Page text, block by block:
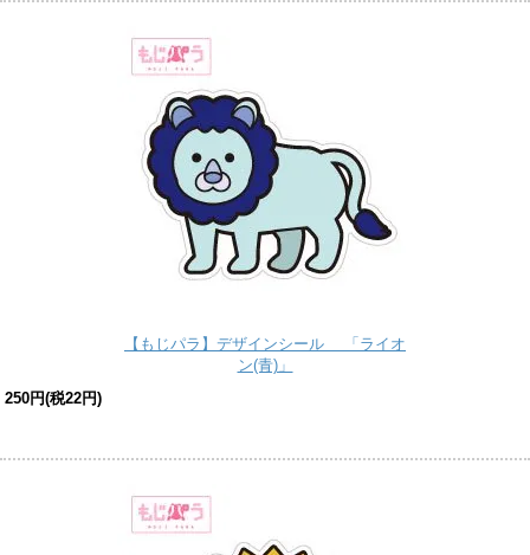
【もじパラ】デザインシール 「ライオ
ン(青)」
250円(税22円)